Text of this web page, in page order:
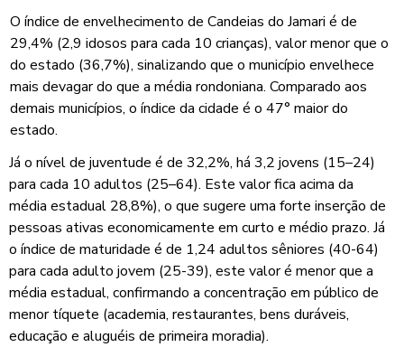
O índice de envelhecimento de Candeias do Jamari é de
29,4% (2,9 idosos para cada 10 crianças), valor menor que o
do estado (36,7%), sinalizando que o município envelhece
mais devagar do que a média rondoniana. Comparado aos
demais municípios, o índice da cidade é o 47° maior do
estado.
Já o nível de juventude é de 32,2%, há 3,2 jovens (15–24)
para cada 10 adultos (25–64). Este valor fica acima da
média estadual 28,8%), o que sugere uma forte inserção de
pessoas ativas economicamente em curto e médio prazo. Já
o índice de maturidade é de 1,24 adultos sêniores (40-64)
para cada adulto jovem (25-39), este valor é menor que a
média estadual, confirmando a concentração em público de
menor tíquete (academia, restaurantes, bens duráveis,
educação e aluguéis de primeira moradia).